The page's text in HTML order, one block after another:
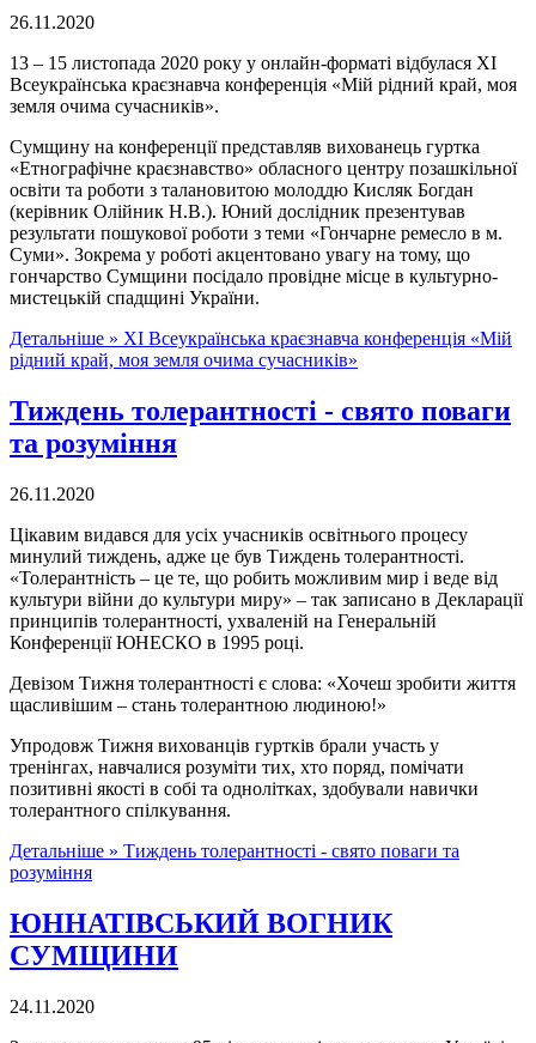
26.11.2020
13 – 15 листопада 2020 року у онлайн-форматі відбулася ХІ
Всеукраїнська краєзнавча конференція «Мій рідний край, моя
земля очима сучасників».
Сумщину на конференції представляв вихованець гуртка
«Етнографічне краєзнавство» обласного центру позашкільної
освіти та роботи з талановитою молоддю Кисляк Богдан
(керівник Олійник Н.В.). Юний дослідник презентував
результати пошукової роботи з теми «Гончарне ремесло в м.
Суми». Зокрема у роботі акцентовано увагу на тому, що
гончарство Сумщини посідало провідне місце в культурно-
мистецькій спадщині України.
Детальніше » ХІ Всеукраїнська краєзнавча конференція «Мій
рідний край, моя земля очима сучасників»
Тиждень толерантності - свято поваги
та розуміння
26.11.2020
Цікавим видався для усіх учасників освітнього процесу
минулий тиждень, адже це був Тиждень толерантності.
«Толерантність – це те, що робить можливим мир і веде від
культури війни до культури миру» – так записано в Декларації
принципів толерантності, ухваленій на Генеральній
Конференції ЮНЕСКО в 1995 році.
Девізом Тижня толерантності є слова: «Хочеш зробити життя
щасливішим – стань толерантною людиною!»
Упродовж Тижня вихованців гуртків брали участь у
тренінгах, навчалися розуміти тих, хто поряд, помічати
позитивні якості в собі та однолітках, здобували навички
толерантного спілкування.
Детальніше » Тиждень толерантності - свято поваги та
розуміння
ЮННАТІВСЬКИЙ ВОГНИК
СУМЩИНИ
24.11.2020